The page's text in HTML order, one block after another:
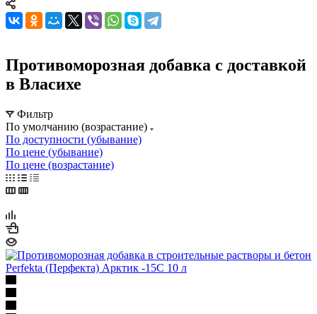
Противоморозная добавка с доставкой
в Власихе
Фильтр
По умолчанию (возрастание)
По доступности (убывание)
По цене (убывание)
По цене (возрастание)